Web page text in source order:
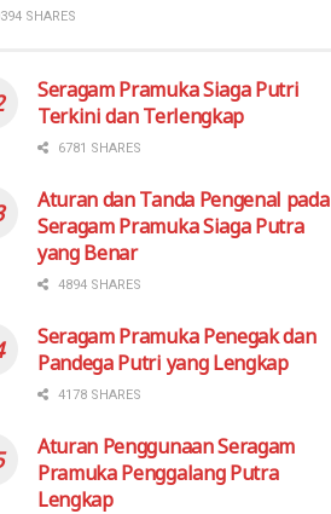
SHARES
Seragam Pramuka Siaga Putri
Terkini dan Terlengkap
6781 SHARES
Aturan dan Tanda Pengenal pada
Seragam Pramuka Siaga Putra
yang Benar
4894 SHARES
Seragam Pramuka Penegak dan
Pandega Putri yang Lengkap
4178 SHARES
Aturan Penggunaan Seragam
Pramuka Penggalang Putra
Lengkap